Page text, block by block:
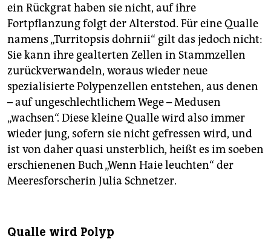
ein Rückgrat haben sie nicht, auf ihre
Fortpflanzung folgt der Alterstod. Für eine Qualle
namens „Turritopsis dohrnii“ gilt das jedoch nicht:
Sie kann ihre gealterten Zellen in Stammzellen
zurückverwandeln, woraus wieder neue
spezialisierte Polypenzellen entstehen, aus denen
– auf ungeschlechtlichem Wege – Medusen
„wachsen“. Diese kleine Qualle wird also immer
wieder jung, sofern sie nicht gefressen wird, und
ist von daher quasi unsterblich, heißt es im soeben
erschienenen Buch „Wenn Haie leuchten“ der
Meeresforscherin Julia Schnetzer.
Qualle wird Polyp